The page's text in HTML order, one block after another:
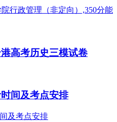
港高考历史三模试卷
间及考点安排